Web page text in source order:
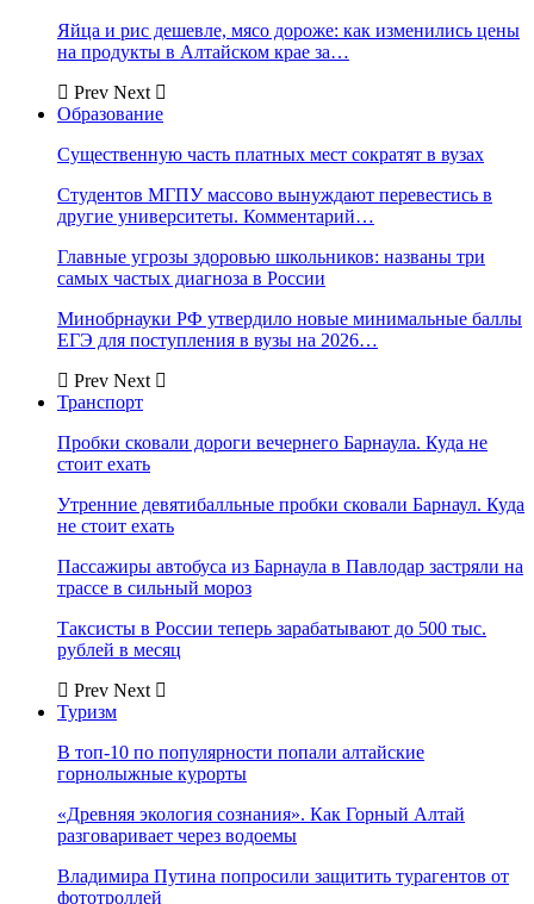
Яйца и рис дешевле, мясо дороже: как изменились цены
на продукты в Алтайском крае за…
Prev Next
Образование
Существенную часть платных мест сократят в вузах
Студентов МГПУ массово вынуждают перевестись в
другие университеты. Комментарий…
Главные угрозы здоровью школьников: названы три
самых частых диагноза в России
Минобрнауки РФ утвердило новые минимальные баллы
ЕГЭ для поступления в вузы на 2026…
Prev Next
Транспорт
Пробки сковали дороги вечернего Барнаула. Куда не
стоит ехать
Утренние девятибалльные пробки сковали Барнаул. Куда
не стоит ехать
Пассажиры автобуса из Барнаула в Павлодар застряли на
трассе в сильный мороз
Таксисты в России теперь зарабатывают до 500 тыс.
рублей в месяц
Prev Next
Туризм
В топ-10 по популярности попали алтайские
горнолыжные курорты
«Древняя экология сознания». Как Горный Алтай
разговаривает через водоемы
Владимира Путина попросили защитить турагентов от
фототроллей